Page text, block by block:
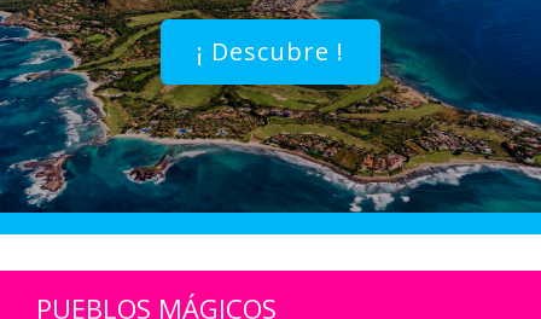
¡ Descubre !
PUEBLOS MÁGICOS